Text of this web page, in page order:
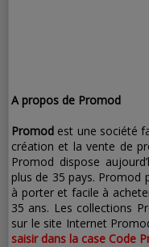
A propos de Promod
Promod est une société
création et la vente de
Promod dispose
plus de 35 pays. Promod
à porter et facile à
35 ans. Les collections
sur le site Internet
saisir dans la case Code